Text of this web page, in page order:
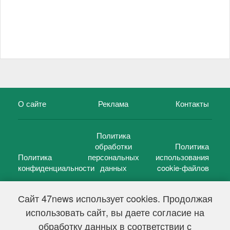
Сайт 47news использует cookies. Продолжая
использовать сайт, вы даете согласие на
обработку данных в соответствии с
О сайте Реклама Контакты
Политика
конфиденциальности
Политика
обработки
персональных
данных
Политика
использования
cookie-файлов
47 новостей (47 news)2005 — 2026 г.
Свидетельство о регистрации СМИ Эл № ФС 77-39848, выдано